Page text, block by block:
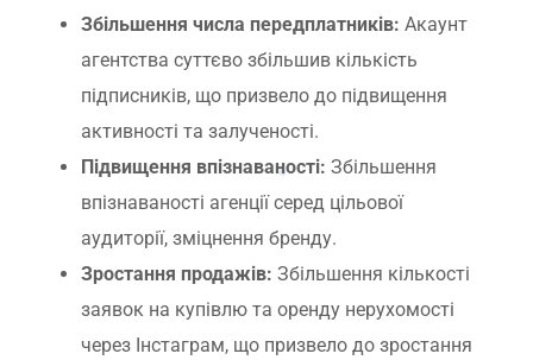
Збільшення числа передплатників: Акаунт
агентства суттєво збільшив кількість
підписників, що призвело до підвищення
активності та залученості.
Підвищення впізнаваності: Збільшення
впізнаваності агенції серед цільової
аудиторії, зміцнення бренду.
Зростання продажів: Збільшення кількості
заявок на купівлю та оренду нерухомості
через Інстаграм, що призвело до зростання